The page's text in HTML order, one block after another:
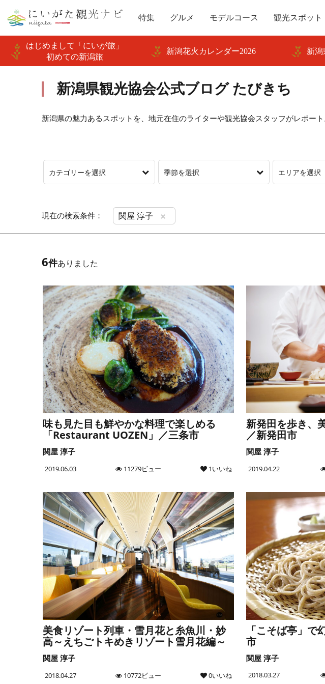
特集 グルメ モデルコース 観光スポット
はじめまして「にいが旅」
初めての新潟旅
新潟花火カレンダー2026 新潟
新潟県観光協会公式ブログ たびきち
新潟県の魅力あるスポットを、地元在住のライターや観光協会スタッフがレポー
カテゴリーを選択 季節を選択 エリアを選択
現在の検索条件： 関屋 淳子 ×
6件ありました
味も見た目も鮮やかな料理で楽しめる
「Restaurant UOZEN」／三条市
関屋 淳子
2019.06.03 11279ビュー 1いいね
新発田を歩き、
／新発田市
関屋 淳子
2019.04.22
美食リゾート列車・雪月花と糸魚川・妙
高～えちごトキめきリゾート雪月花編～
関屋 淳子
2018.04.27 10772ビュー 0いいね
「こそば亭」
市
関屋 淳子
2018.03.27